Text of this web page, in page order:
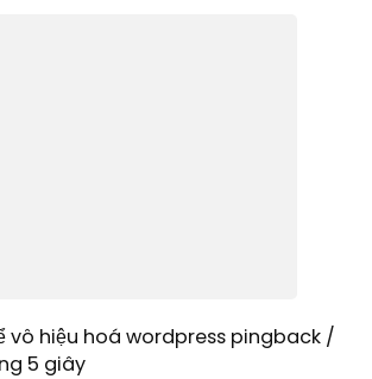
vô hiệu hoá wordpress pingback /
5 giây